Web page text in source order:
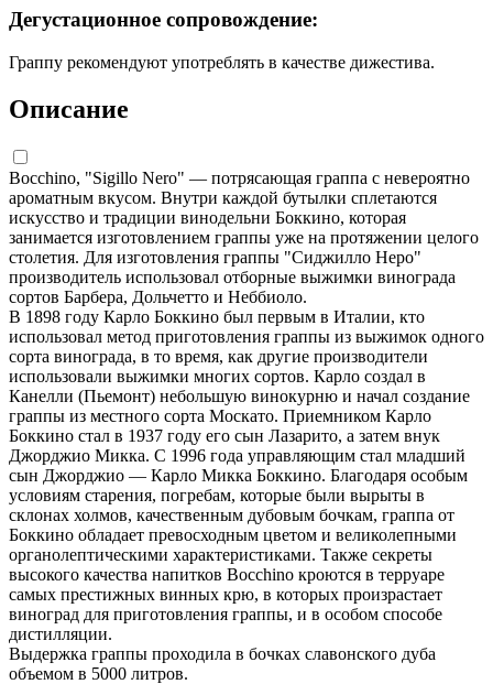
Дегустационное сопровождение:
Граппу рекомендуют употреблять в качестве дижестива.
Описание
Bocchino, "Sigillo Nero" — потрясающая граппа с невероятно
ароматным вкусом. Внутри каждой бутылки сплетаются
искусство и традиции винодельни Боккино, которая
занимается изготовлением граппы уже на протяжении целого
столетия. Для изготовления граппы "Сиджилло Неро"
производитель использовал отборные выжимки винограда
сортов Барбера, Дольчетто и Неббиоло.
В 1898 году Карло Боккино был первым в Италии, кто
использовал метод приготовления граппы из выжимок одного
сорта винограда, в то время, как другие производители
использовали выжимки многих сортов. Карло создал в
Канелли (Пьемонт) небольшую винокурню и начал создание
граппы из местного сорта Москато. Приемником Карло
Боккино стал в 1937 году его сын Лазарито, а затем внук
Джорджио Микка. С 1996 года управляющим стал младший
сын Джорджио — Карло Микка Боккино. Благодаря особым
условиям старения, погребам, которые были вырыты в
склонах холмов, качественным дубовым бочкам, граппа от
Боккино обладает превосходным цветом и великолепными
органолептическими характеристиками. Также секреты
высокого качества напитков Bocchino кроются в терруаре
самых престижных винных крю, в которых произрастает
виноград для приготовления граппы, и в особом способе
дистилляции.
Выдержка граппы проходила в бочках славонского дуба
объемом в 5000 литров.